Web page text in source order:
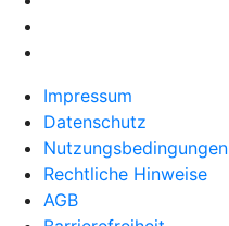
Impressum
Datenschutz
Nutzungsbedingungen
Rechtliche Hinweise
AGB